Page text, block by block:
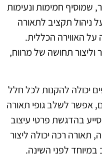
שמוסיף חמימות ונעימות
ניהול תקציב לתאורה
האווירה הכללית.
וליצור תחושה של מרווח,
יכולה להקנות לכל חלל
אפשר לשלב גופי תאורה
בהדגשת פרטי עיצוב
תאורה רכה יכולה ליצור
במיוחד לפני השינה.